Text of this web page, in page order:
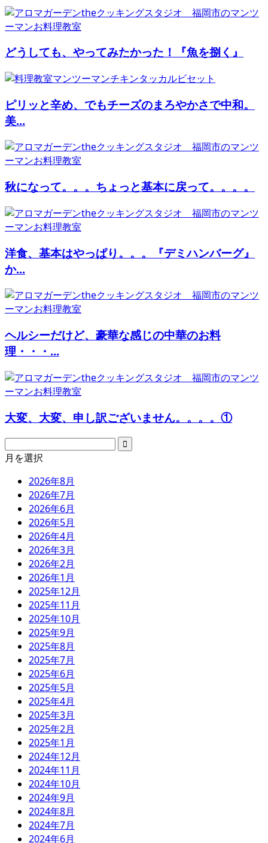
どうしても、やってみたかった！『魚を捌く』
ピリッと辛め、でもチーズのまろやかさで中和。
美...
秋になって。。。ちょっと基本に戻って。。。。
洋食、基本はやっぱり。。。『デミハンバーグ』
か...
ヘルシーだけど、豪華な感じの中華のお料
理・・・...
大変、大変、申し訳ございません。。。。①
月を選択
2026年8月
2026年7月
2026年6月
2026年5月
2026年4月
2026年3月
2026年2月
2026年1月
2025年12月
2025年11月
2025年10月
2025年9月
2025年8月
2025年7月
2025年6月
2025年5月
2025年4月
2025年3月
2025年2月
2025年1月
2024年12月
2024年11月
2024年10月
2024年9月
2024年8月
2024年7月
2024年6月